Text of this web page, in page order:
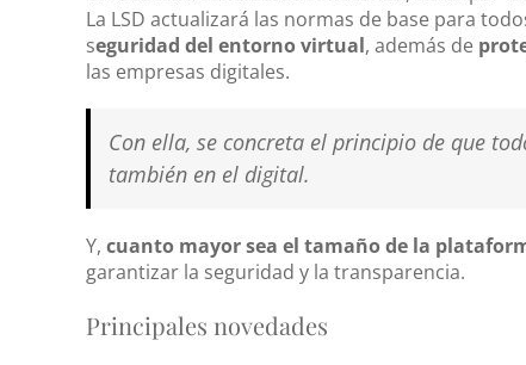
La LSD actualizará las normas de base para
seguridad del entorno virtual, además de
las empresas digitales.
Con ella, se concreta el principio de que
también en el digital.
Y, cuanto mayor sea el tamaño de la
garantizar la seguridad y la transparencia.
Principales novedades